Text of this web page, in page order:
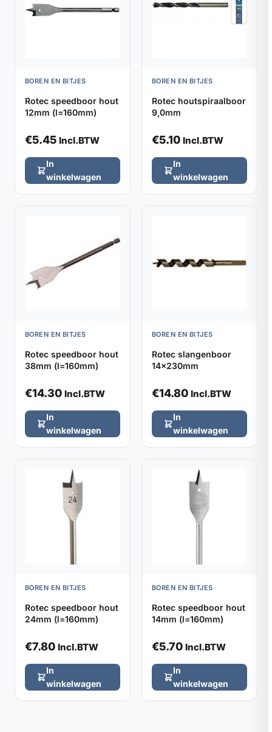
BOREN EN BITJES
Rotec speedboor hout
12mm (l=160mm)
€5.45 Incl.BTW
In
winkelwagen
BOREN EN BITJES
Rotec houtspiraalboor
9,0mm
€5.10 Incl.BTW
In
winkelwagen
BOREN EN BITJES
Rotec speedboor hout
38mm (l=160mm)
€14.30 Incl.BTW
In
winkelwagen
BOREN EN BITJES
Rotec slangenboor
14x230mm
€14.80 Incl.BTW
In
winkelwagen
BOREN EN BITJES
Rotec speedboor hout
24mm (l=160mm)
€7.80 Incl.BTW
In
winkelwagen
BOREN EN BITJES
Rotec speedboor hout
14mm (l=160mm)
€5.70 Incl.BTW
In
winkelwagen